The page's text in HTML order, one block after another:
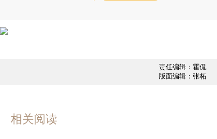
责任编辑：霍侃
版面编辑：张柘
相关阅读